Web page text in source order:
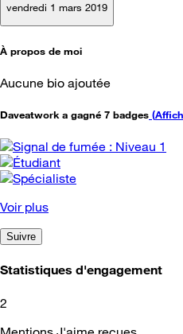
vendredi 1 mars 2019
À propos de moi
Aucune bio ajoutée
Daveatwork a gagné 7 badges (
Voir plus
Suivre
Statistiques d'engagement
2